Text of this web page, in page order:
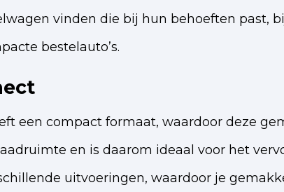
vinden die bij hun behoeften past,
bestelauto’s.
een compact formaat, waardoor deze
en is daarom ideaal voor het
uitvoeringen, waardoor je